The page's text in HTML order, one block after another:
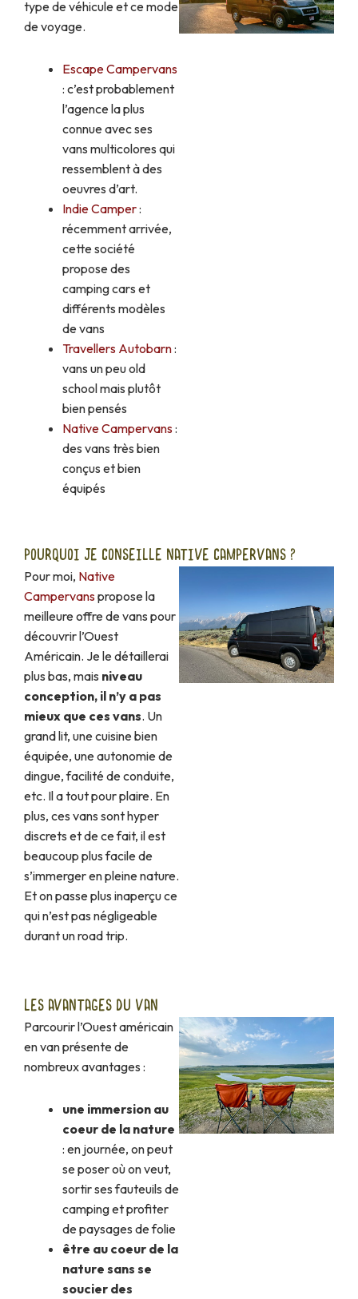
type de véhicule et ce mode
de voyage.
Escape Campervans
: c’est probablement
l’agence la plus
connue avec ses
vans multicolores qui
ressemblent à des
oeuvres d’art.
Indie Camper:
récemment arrivée,
cette société
propose des
camping cars et
différents modèles
de vans
Travellers Autobarn:
vans un peu old
school mais plutôt
bien pensés
Native Campervans:
des vans très bien
conçus et bien
équipés
POURQUOI JE CONSEILLE NATIVE CAMPERVANS ?
Pour moi, Native
Campervanspropose la
meilleure offre de vans pour
découvrir l’Ouest
Américain. Je le détaillerai
plus bas, mais niveau
conception, il n’y a pas
mieux que ces vans. Un
grand lit, une cuisine bien
équipée, une autonomie de
dingue, facilité de conduite,
etc. Il a tout pour plaire. En
plus, ces vans sont hyper
discrets et de ce fait, il est
beaucoup plus facile de
s’immerger en pleine nature.
Et on passe plus inaperçu ce
qui n’est pas négligeable
durant un road trip.
LES AVANTAGES DU VAN
Parcourir l’Ouest américain
en van présente de
nombreux avantages :
une immersion au
coeur de la nature
: en journée, on peut
se poser où on veut,
sortir ses fauteuils de
camping et profiter
de paysages de folie
être au coeur de la
nature sans se
soucier des